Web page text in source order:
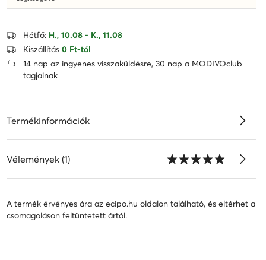
Hétfő: H., 10.08 - K., 11.08
Kiszállítás 0 Ft-tól
14 nap az ingyenes visszaküldésre, 30 nap a MODIVOclub
tagjainak
Termékinformációk
Vélemények (1)
A termék érvényes ára az ecipo.hu oldalon található, és eltérhet a
csomagoláson feltüntetett ártól.